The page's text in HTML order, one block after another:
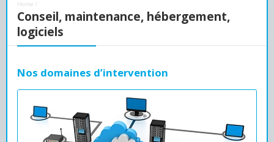
Home /
Conseil, maintenance, hébergement,
logiciels
Nos domaines d’intervention